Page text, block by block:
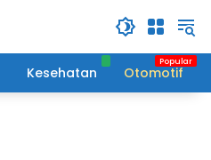
Kesehatan Otomotif